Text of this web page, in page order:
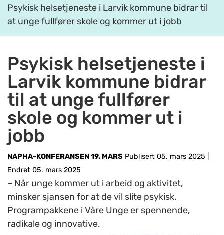
Psykisk helsetjeneste i Larvik kommune bidrar til
at unge fullfører skole og kommer ut i jobb
Psykisk helsetjeneste i
Larvik kommune bidrar
til at unge fullfører
skole og kommer ut i
jobb
NAPHA-KONFERANSEN 19. MARS Publisert 05. mars 2025
Endret 05. mars 2025
– Når unge kommer ut i arbeid og aktivitet,
minsker sjansen for at de vil slite psykisk.
Programpakkene i Våre Unge er spennende,
radikale og innovative.